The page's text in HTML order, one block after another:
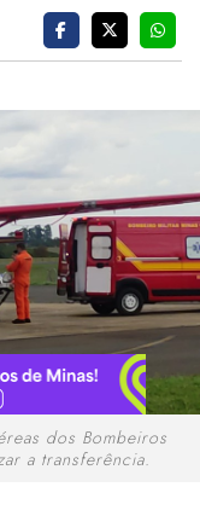
dos Bombeiros
a transferência.